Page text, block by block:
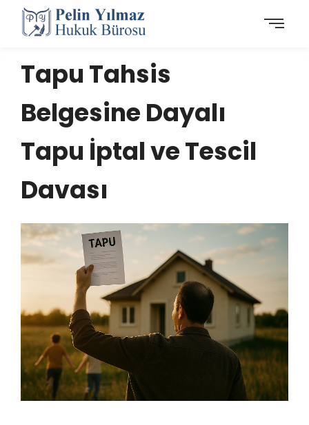
Tapu Tahsis
Belgesine Dayalı
Tapu İptal ve Tescil
Davası